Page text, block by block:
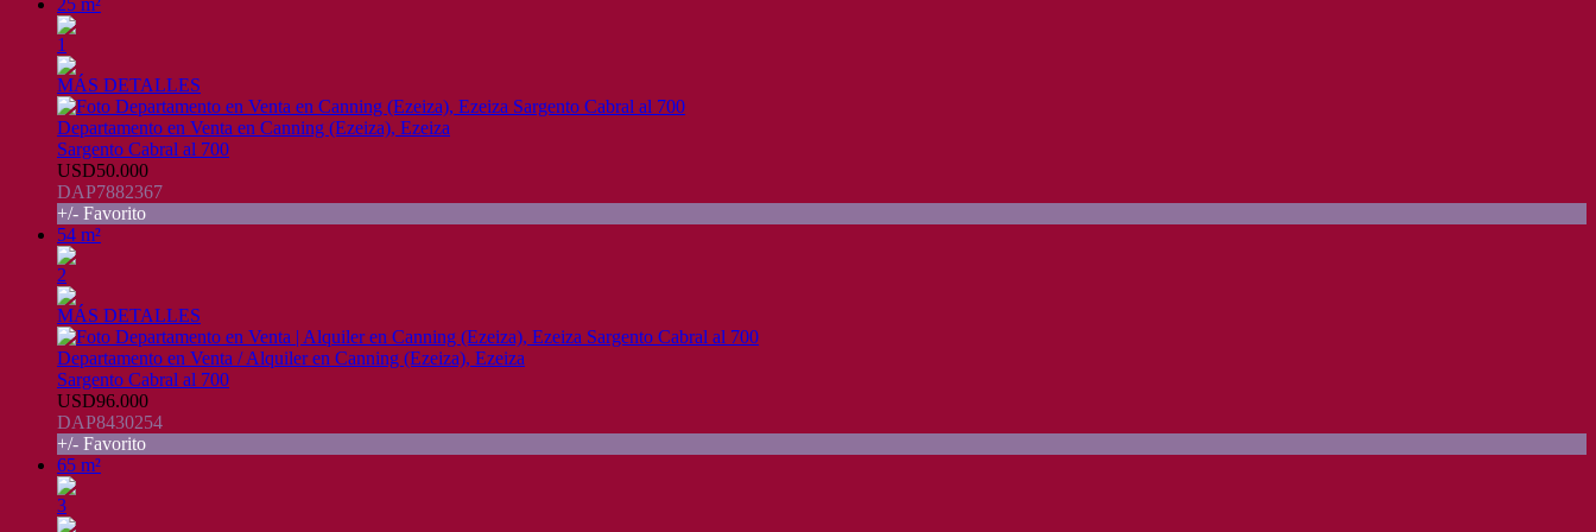
25 m²
1
MÁS DETALLES
Departamento en Venta en Canning (Ezeiza), Ezeiza
Sargento Cabral al 700
USD50.000
DAP7882367
+/- Favorito
54 m²
2
MÁS DETALLES
Departamento en Venta / Alquiler en Canning (Ezeiza), Ezeiza
Sargento Cabral al 700
USD96.000
DAP8430254
+/- Favorito
65 m²
3